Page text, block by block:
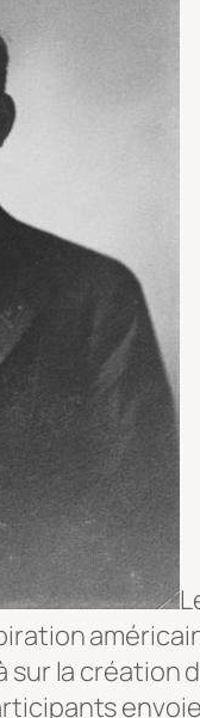
sur la